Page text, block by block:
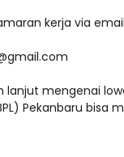
kerja via
lanjut mengenai
Pekanbaru bisa